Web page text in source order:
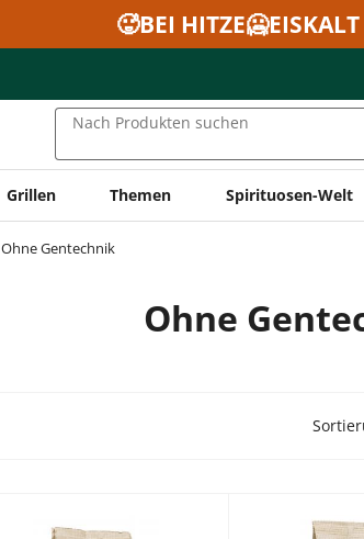
🥵BEI
Nach Produkten suchen
Grillen Themen Spirituosen-Welt
Ohne Gentechnik
Ohne